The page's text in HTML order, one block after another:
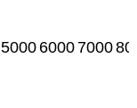
5000 6000 7000